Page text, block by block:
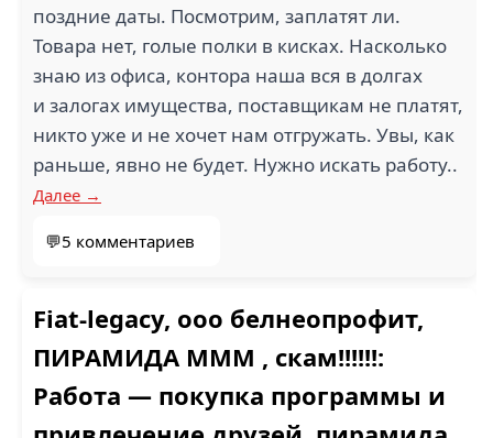
поздние даты. Посмотрим, заплатят ли.
Товара нет, голые полки в кисках. Насколько
знаю из офиса, контора наша вся в долгах
и залогах имущества, поставщикам не платят,
никто уже и не хочет нам отгружать. Увы, как
раньше, явно не будет. Нужно искать работу..
Далее →
💬5 комментариев
Fiat-legacy, ооо белнеопрофит,
ПИРАМИДА МММ , скам!!!!!!:
Работа — покупка программы и